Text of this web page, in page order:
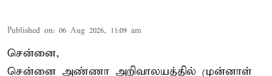
Published on: 06 Aug 2026, 11:09 am
சென்னை,
சென்னை அண்ணா அறிவாலயத்தில் முன்னாள்